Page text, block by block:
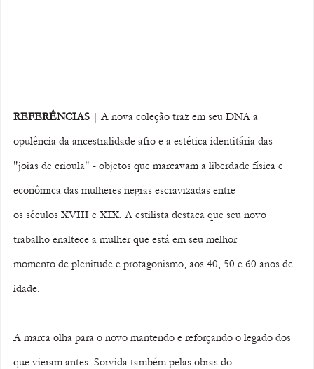
REFERÊNCIAS | A nova coleção traz em seu DNA a
opulência da ancestralidade afro e a estética identitária das
"joias de crioula" - objetos que marcavam a liberdade física e
econômica das mulheres negras escravizadas entre
os séculos XVIII e XIX. A estilista destaca que seu novo
trabalho enaltece a mulher que está em seu melhor
momento de plenitude e protagonismo, aos 40, 50 e 60 anos de
idade.
A marca olha para o novo mantendo e reforçando o legado dos
que vieram antes. Sorvida também pelas obras do